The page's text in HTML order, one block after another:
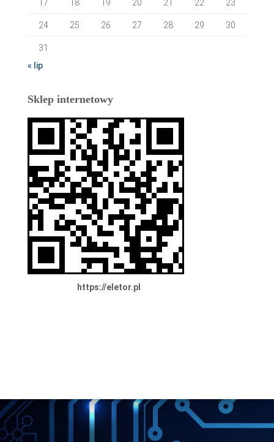
17 18 19 20 21 22 23
24 25 26 27 28 29 30
31
« lip
Sklep internetowy
https://eletor.pl